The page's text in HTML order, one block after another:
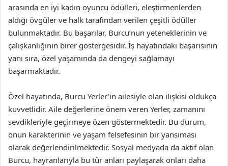
arasında en iyi kadın oyuncu ödülleri, eleştirmenlerden
aldığı övgüler ve halk tarafından verilen çeşitli ödüller
bulunmaktadır. Bu başarılar, Burcu’nun yeteneklerinin ve
çalışkanlığının birer göstergesidir. İş hayatındaki başarısının
yanı sıra, özel yaşamında da dengeyi sağlamayı
başarmaktadır.
Özel hayatında, Burcu Yerler’in ailesiyle olan ilişkisi oldukça
kuvvetlidir. Aile değerlerine önem veren Yerler, zamanını
sevdikleriyle geçirmeye özen göstermektedir. Bu durum,
onun karakterinin ve yaşam felsefesinin bir yansıması
olarak değerlendirilmektedir. Sosyal medyada da aktif olan
Burcu, hayranlarıyla bu tür anları paylaşarak onları daha